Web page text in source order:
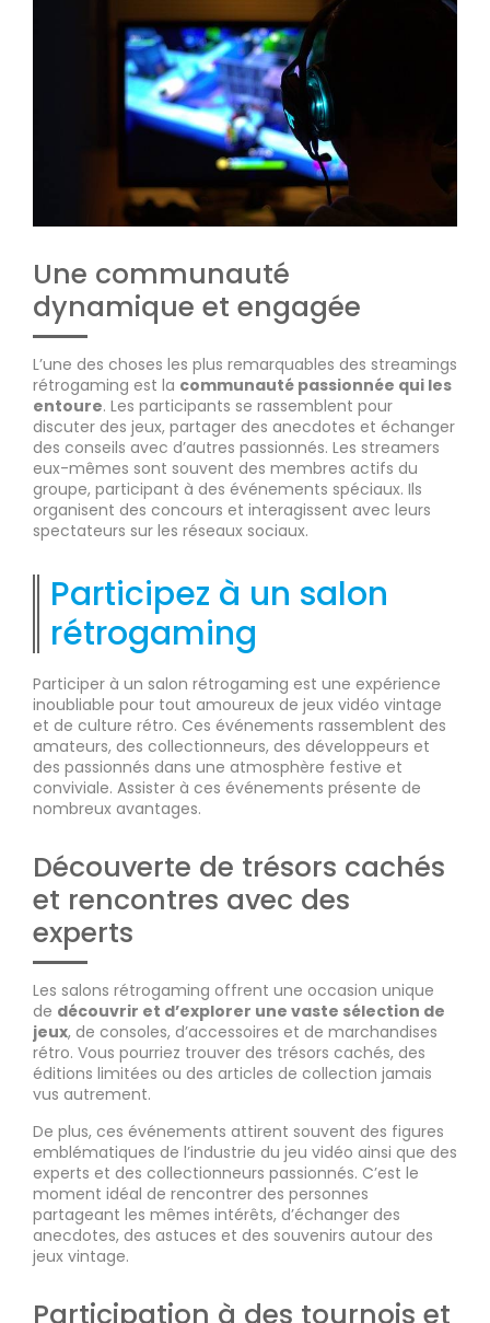
Une communauté
dynamique et engagée
L’une des choses les plus remarquables des streamings
rétrogaming est la communauté passionnée qui les
entoure. Les participants se rassemblent pour
discuter des jeux, partager des anecdotes et échanger
des conseils avec d’autres passionnés. Les streamers
eux-mêmes sont souvent des membres actifs du
groupe, participant à des événements spéciaux. Ils
organisent des concours et interagissent avec leurs
spectateurs sur les réseaux sociaux.
Participez à un salon
rétrogaming
Participer à un salon rétrogaming est une expérience
inoubliable pour tout amoureux de jeux vidéo vintage
et de culture rétro. Ces événements rassemblent des
amateurs, des collectionneurs, des développeurs et
des passionnés dans une atmosphère festive et
conviviale. Assister à ces événements présente de
nombreux avantages.
Découverte de trésors cachés
et rencontres avec des
experts
Les salons rétrogaming offrent une occasion unique
de découvrir et d’explorer une vaste sélection de
jeux, de consoles, d’accessoires et de marchandises
rétro. Vous pourriez trouver des trésors cachés, des
éditions limitées ou des articles de collection jamais
vus autrement.
De plus, ces événements attirent souvent des figures
emblématiques de l’industrie du jeu vidéo ainsi que des
experts et des collectionneurs passionnés. C’est le
moment idéal de rencontrer des personnes
partageant les mêmes intérêts, d’échanger des
anecdotes, des astuces et des souvenirs autour des
jeux vintage.
Participation à des tournois et